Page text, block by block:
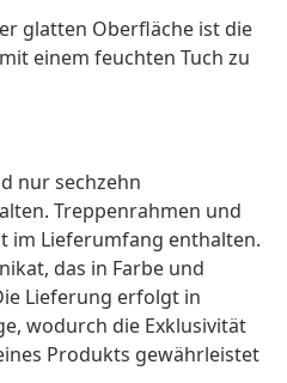
glatten Oberfläche ist die
einem feuchten Tuch zu
nur sechzehn
Treppenrahmen und
im Lieferumfang enthalten.
das in Farbe und
Lieferung erfolgt in
wodurch die Exklusivität
Produkts gewährleistet